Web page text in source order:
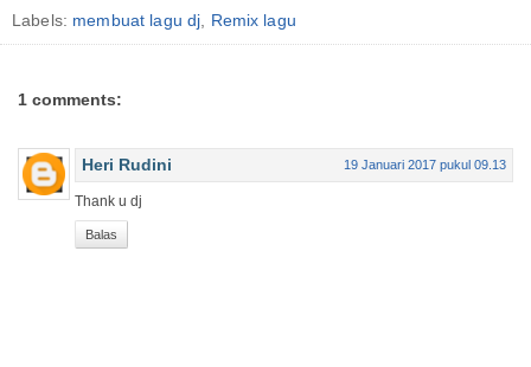
Labels: membuat lagu dj Remix lagu
1 comments:
Heri Rudini 19 Januari 2017 pukul 09.13
Thank u dj
Balas